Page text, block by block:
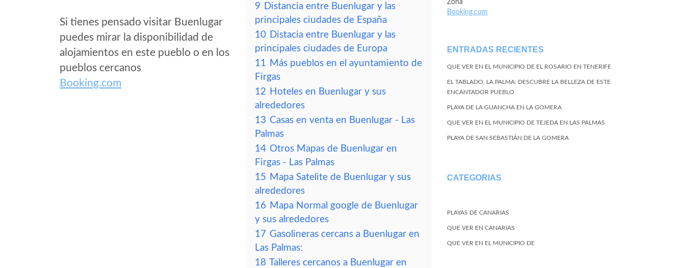
Si tienes pensado visitar Buenlugar
puedes mirar la disponibilidad de
alojamientos en este pueblo o en los
pueblos cercanos
Booking.com
9 Distancia entre Buenlugar y las
principales ciudades de España
10 Distacia entre Buenlugar y las
principales ciudades de Europa
11 Más pueblos en el ayuntamiento de
Firgas
12 Hoteles en Buenlugar y sus
alrededores
13 Casas en venta en Buenlugar - Las
Palmas
14 Otros Mapas de Buenlugar en
Firgas - Las Palmas
15 Mapa Satelite de Buenlugar y sus
alrededores
16 Mapa Normal google de Buenlugar
y sus alrededores
17 Gasolineras cercans a Buenlugar en
Las Palmas:
18 Talleres cercanos a Buenlugar en
Zona
Booking.com
ENTRADAS RECIENTES
QUE VER EN EL MUNICIPIO DE EL ROSARIO EN TENERIFE
EL TABLADO, LA PALMA: DESCUBRE LA BELLEZA DE ESTE
ENCANTADOR PUEBLO
PLAYA DE LA GUANCHA EN LA GOMERA
QUE VER EN EL MUNICIPIO DE TEJEDA EN LAS PALMAS
PLAYA DE SAN SEBASTIÁN DE LA GOMERA
CATEGORIAS
PLAYAS DE CANARIAS
QUE VER EN CANARIAS
QUE VER EN EL MUNICIPIO DE